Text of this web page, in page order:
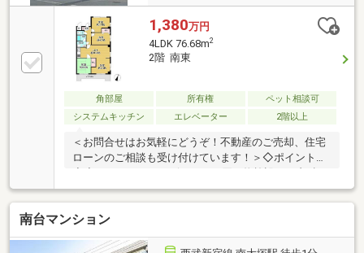
1,380万円
4LDK 76.68m2
2階 南東
角部屋 所有権
ペット相談可
システムキッチン
エレベーター 2階以上
＜お問合せはお気軽にどうぞ！不動産のご売却、住宅
ローンのご相談も受け付けています！＞◇ポイント
◇◆スーパーやコンビニなどお買い物施設から内科や
歯科などの医療系施設まで揃った好立地◆大切なペッ
トと一緒に暮らせるマンション（細則有）◆2025年4
月フルリフォーム履歴有◆南東角部屋につき陽当り・
通風良好◆調湿機能があり、くつろぎ空間となる和室
付きの間取り◆作り置きが出来る3口コンロのシステ
南台マンション